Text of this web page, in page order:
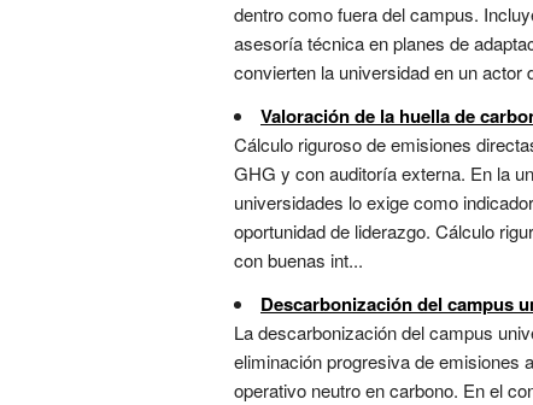
dentro como fuera del campus.
asesoría técnica en planes de
convierten la universidad en un actor
Valoración de la huella de
Cálculo riguroso de emisiones
GHG y con auditoría externa. En la
universidades lo exige como
oportunidad de liderazgo. Cálculo
con buenas int...
Descarbonización del campus
La descarbonización del campus
eliminación progresiva de emisiones
operativo neutro en carbono. En el